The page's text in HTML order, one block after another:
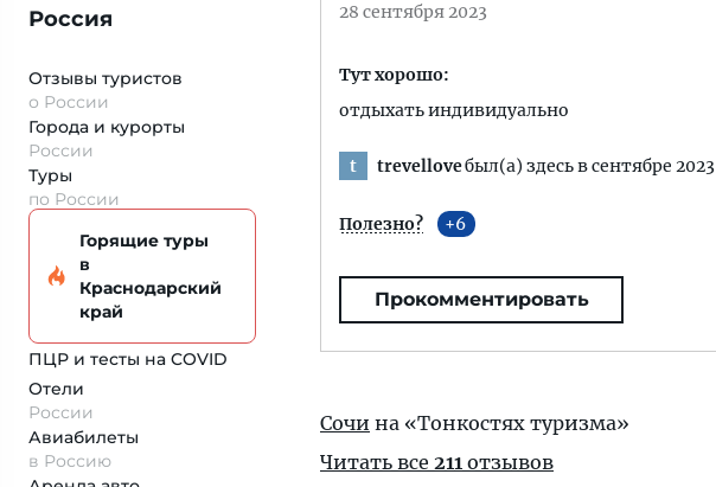
Россия
Отзывы туристов
о России
Города и курорты
России
Туры
по России
Горящие туры
в
Краснодарский
край
ПЦР и тесты на COVID
Отели
России
Авиабилеты
в Россию
28 сентября 2023
Тут хорошо:
отдыхать индивидуально
t trevelloveбыл(а) здесь в сентябре 2023
Полезно? 6
Прокомментировать
Сочи на «Тонкостях туризма»
Читать все 211 отзывов